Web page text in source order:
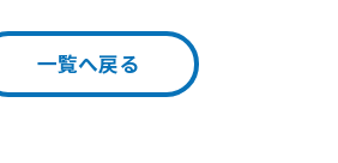
一覧へ戻る